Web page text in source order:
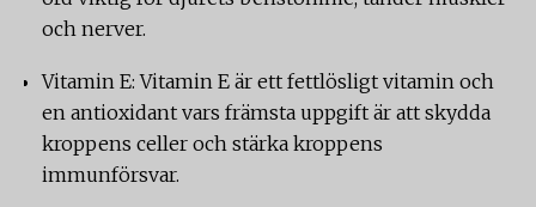
och nerver.
Vitamin E: Vitamin E är ett fettlösligt vitamin och
en antioxidant vars främsta uppgift är att skydda
kroppens celler och stärka kroppens
immunförsvar.